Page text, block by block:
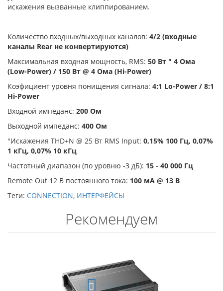
искажения вызванные клиппированием.
Количество входных/выходных каналов: 4/2 (входные
каналы Rear не конвертируются)
Максимальная входная мощность, RMS: 50 Вт " 4 Ома
(Low-Power) / 150 Вт @ 4 Ома (Hi-Power)
Коэфициент уровня понищения сигнала: 4:1 Lo-Power / 8:1
Hi-Power
Входной импеданс: 200 Ом
Выходной импеданс: 400 Ом
"Искажения THD+N @ 25 Вт RMS Input: 0,15% 100 Гц, 0,07%
1 кГц, 0,07% 10 кГц
Частотный диапазон (по уровню -3 дБ): 15 - 40 000 Гц
Remote Out 12 В постоянного тока: 100 мА @ 13 В
Теги: CONNECTION, ИНТЕРФЕЙСЫ
Рекомендуем